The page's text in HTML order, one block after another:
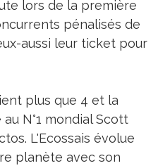
lors de la première
pénalisés de
aussi leur ticket pour
plus que 4 et la
N°1 mondial Scott
L'Ecossais évolue
planète avec son